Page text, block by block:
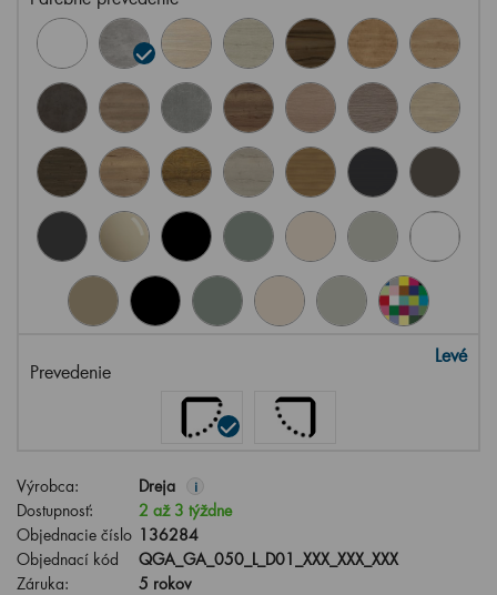
Prevedenie
Levé
Výrobca: Dreja i
Dostupnosť:
2 až 3 týždne
Objednacie číslo 136284
Objednací kód
QGA_GA_050_L_D01_XXX_XXX_XXX
Záruka:
5 rokov